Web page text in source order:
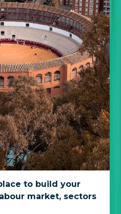
to build your
market, sectors